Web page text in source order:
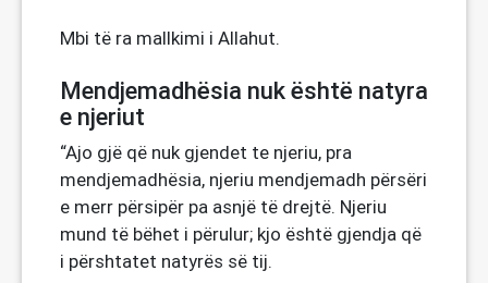
Mbi të ra mallkimi i Allahut.
Mendjemadhësia nuk është natyra
e njeriut
“Ajo gjë që nuk gjendet te njeriu, pra
mendjemadhësia, njeriu mendjemadh përsëri
e merr përsipër pa asnjë të drejtë. Njeriu
mund të bëhet i përulur; kjo është gjendja që
i përshtatet natyrës së tij.